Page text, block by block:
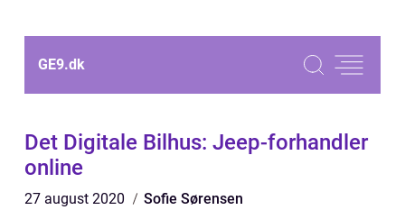
GE9.dk
Det Digitale Bilhus: Jeep-forhandler
online
27 august 2020 Sofie Sørensen